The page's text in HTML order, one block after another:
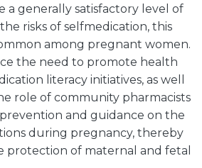
a generally satisfactory level of
risks of selfmedication, this
among pregnant women.
the need to promote health
literacy initiatives, as well
role of community pharmacists
and guidance on the
during pregnancy, thereby
of maternal and fetal